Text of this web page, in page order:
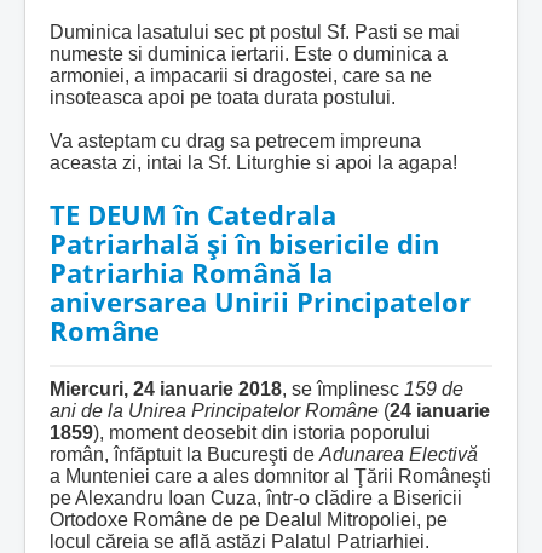
Duminica lasatului sec pt postul Sf. Pasti se mai
numeste si duminica iertarii. Este o duminica a
armoniei, a impacarii si dragostei, care sa ne
insoteasca apoi pe toata durata postului.
Va asteptam cu drag sa petrecem impreuna
aceasta zi, intai la Sf. Liturghie si apoi la agapa!
TE DEUM în Catedrala
Patriarhală şi în bisericile din
Patriarhia Română la
aniversarea Unirii Principatelor
Române
Miercuri, 24 ianuarie 2018, se împlinesc 159 de
ani de la Unirea Principatelor Române (24 ianuarie
1859), moment deosebit din istoria poporului
român, înfăptuit la Bucureşti de Adunarea Electivă
a Munteniei care a ales domnitor al Ţării Româneşti
pe Alexandru Ioan Cuza, într-o clădire a Bisericii
Ortodoxe Române de pe Dealul Mitropoliei, pe
locul căreia se află astăzi Palatul Patriarhiei.